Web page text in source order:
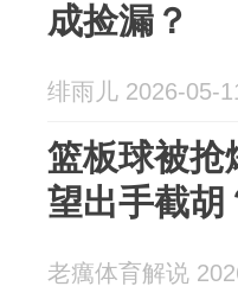
成捡漏？
绯雨儿 2026-05-
篮板球被抢
望出手截胡
老癘体育解说